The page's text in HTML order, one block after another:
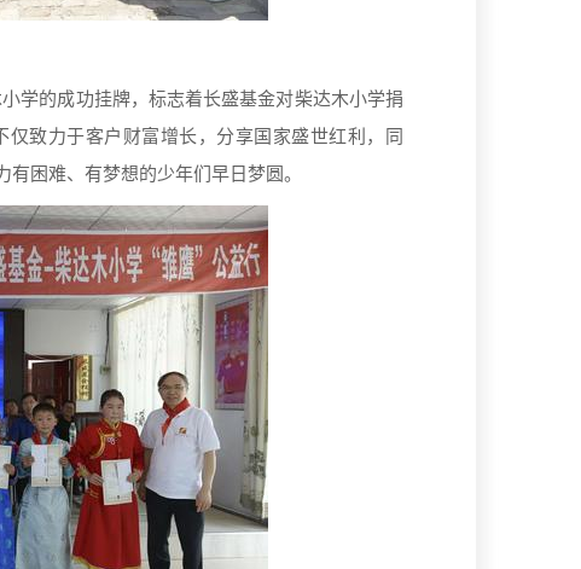
学的成功挂牌，标志着长盛基金对柴达木小学捐
致力于客户财富增长，分享国家盛世红利，同
困难、有梦想的少年们早日梦圆。